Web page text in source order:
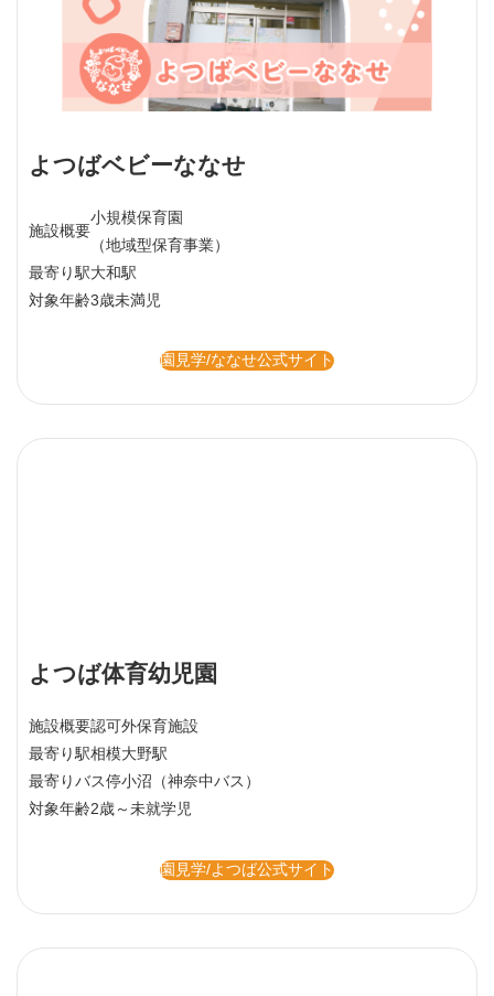
よつばベビーななせ
施設概要
小規模保育園
（地域型保育事業）
最寄り駅大和駅
対象年齢3歳未満児
園見学/ななせ公式サイト
よつば体育幼児園
施設概要認可外保育施設
最寄り駅相模大野駅
2歳～未就学児